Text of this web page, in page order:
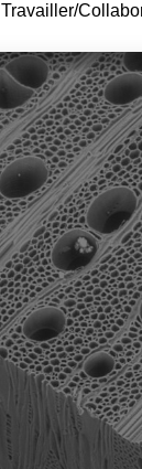
Travailler/